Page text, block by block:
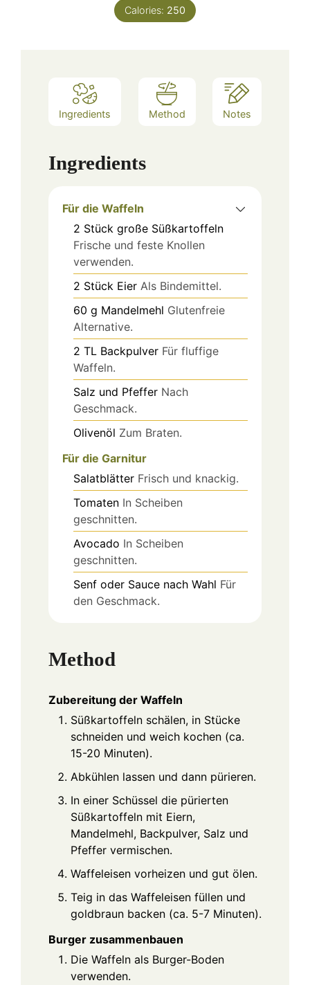
Calories: 250
Ingredients Method Notes
Ingredients
Für die Waffeln
2 Stück große Süßkartoffeln
Frische und feste Knollen
verwenden.
2 Stück Eier Als Bindemittel.
60 g Mandelmehl Glutenfreie
Alternative.
2 TL Backpulver Für fluffige
Waffeln.
Salz und Pfeffer Nach
Geschmack.
Olivenöl Zum Braten.
Für die Garnitur
Salatblätter Frisch und knackig.
Tomaten In Scheiben
geschnitten.
Avocado In Scheiben
geschnitten.
Senf oder Sauce nach Wahl Für
den Geschmack.
Method
Zubereitung der Waffeln
Süßkartoffeln schälen, in Stücke
schneiden und weich kochen (ca.
15-20 Minuten).
Abkühlen lassen und dann pürieren.
In einer Schüssel die pürierten
Süßkartoffeln mit Eiern,
Mandelmehl, Backpulver, Salz und
Pfeffer vermischen.
Waffeleisen vorheizen und gut ölen.
Teig in das Waffeleisen füllen und
goldbraun backen (ca. 5-7 Minuten).
Burger zusammenbauen
Die Waffeln als Burger-Boden
verwenden.